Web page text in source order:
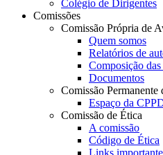
Colégio de Dirigentes
Comissões
Comissão Própria de
Quem somos
Relatórios de
Composição
Documentos
Comissão Permanente
Espaço da
Comissão de Ética
A comissão
Código de Ética